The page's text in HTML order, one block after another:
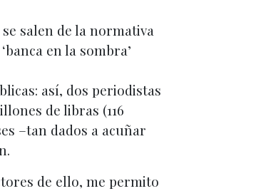
salen de la normativa
en la sombra’
así, dos periodistas
de libras (116
–tan dados a acuñar
de ello, me permito